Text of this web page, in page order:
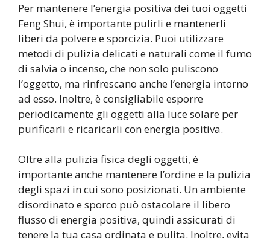
Per mantenere l’energia positiva dei tuoi oggetti
Feng Shui, è importante pulirli e mantenerli
liberi da polvere e sporcizia. Puoi utilizzare
metodi di pulizia delicati e naturali come il fumo
di salvia o incenso, che non solo puliscono
l’oggetto, ma rinfrescano anche l’energia intorno
ad esso. Inoltre, è consigliabile esporre
periodicamente gli oggetti alla luce solare per
purificarli e ricaricarli con energia positiva.
Oltre alla pulizia fisica degli oggetti, è
importante anche mantenere l’ordine e la pulizia
degli spazi in cui sono posizionati. Un ambiente
disordinato e sporco può ostacolare il libero
flusso di energia positiva, quindi assicurati di
tenere la tua casa ordinata e pulita. Inoltre, evita